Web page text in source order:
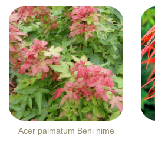
Acer palmatum Beni hime